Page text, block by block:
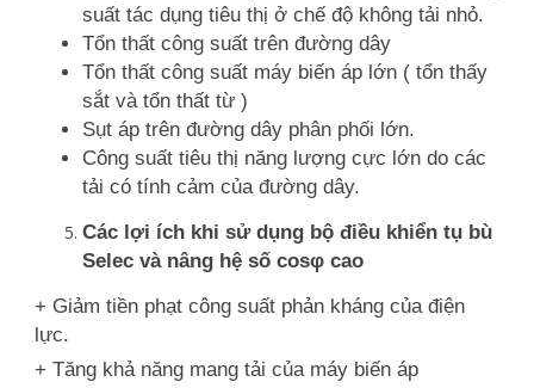
suất tác dụng tiêu thị ở chế độ không tải nhỏ.
Tổn thất công suất trên đường dây
Tổn thất công suất máy biến áp lớn ( tổn thấy
sắt và tổn thất từ )
Sụt áp trên đường dây phân phối lớn.
Công suất tiêu thị năng lượng cực lớn do các
tải có tính cảm của đường dây.
Các lợi ích khi sử dụng bộ điều khiển tụ bù
Selec và nâng hệ số cosφ cao
+ Giảm tiền phạt công suất phản kháng của điện
lực.
+ Tăng khả năng mang tải của máy biến áp